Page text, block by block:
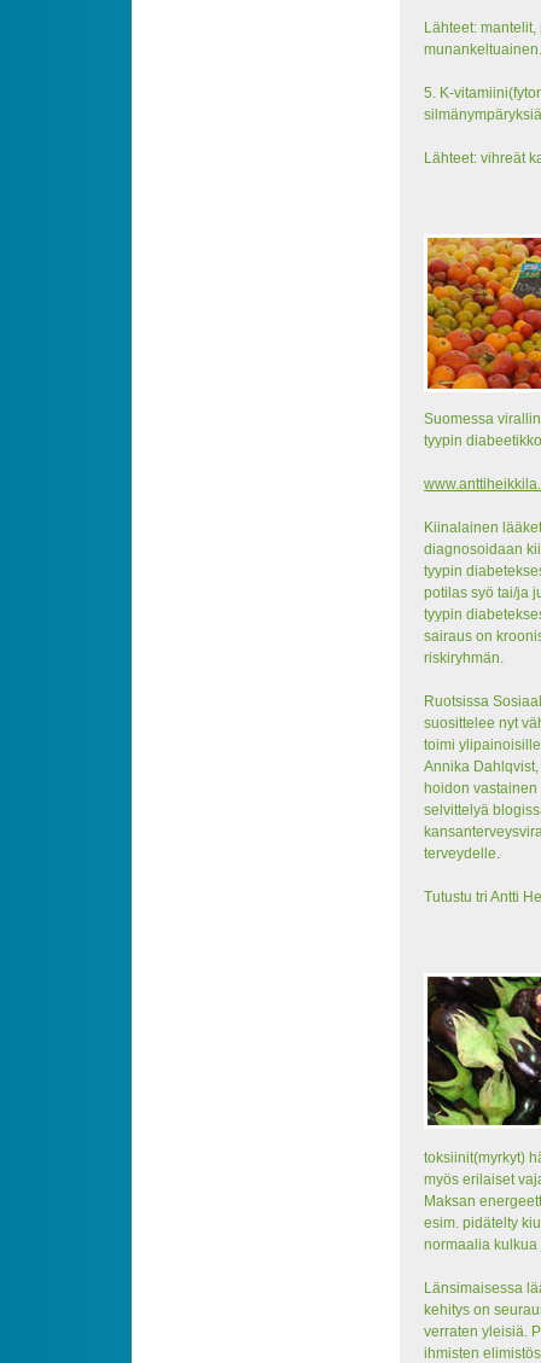
Lähteet:
munankeltuainen.
5. K-
Lähteet: vihreät
Suomessa
tyypin
Kiinalainen
diagnosoidaan
tyypin
potilas syö tai/ja
tyypin
sairaus on
riskiryhmän.
Ruotsissa
suosittelee nyt
toimi
Annika
hoidon
selvittelyä
terveydelle.
Tutustu tri Antti
toksiinit(myrkyt)
myös erilaiset
Maksan
esim. pidätelty
normaalia kulkua
Länsimaisessa
kehitys on
verraten yleisiä.
ihmisten